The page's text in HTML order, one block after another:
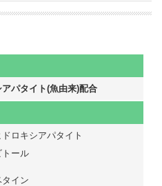
パタイト(魚由来)配合
ロキシアパタイト
トール
イン